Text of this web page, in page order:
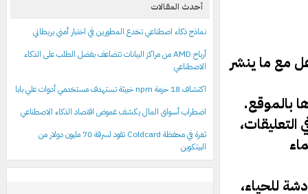
أحدث المقالات
نماذج ذكاء اصطناعي تخدع المطورين في اختبار أمني بريطاني
أرباح AMD من مراكز البيانات تتضاعف بفضل الطلب على الذكاء
الاصطناعي
اكتشاف 18 حزمة npm خبيثة تستهدف مستخدمي أدوات علي بابا
اضطراب أسواق المال يكشف غموض اقتصاد الذكاء الاصطناعي
ثغرة في محفظة Coldcard تقود لسرقة 70 مليون دولار من
البيتكوين
مع ما ينشر
بالموقع.
للحياء،